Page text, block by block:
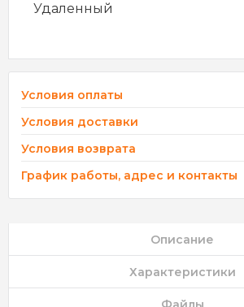
Удаленный
Условия оплаты
Условия доставки
Условия возврата
График работы, адрес и контакты
Описание
Характеристики